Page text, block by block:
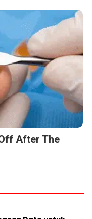
After The